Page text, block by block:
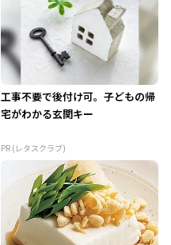
工事不要で後付け可。子どもの帰
宅がわかる玄関キー
PR (レタスクラブ)